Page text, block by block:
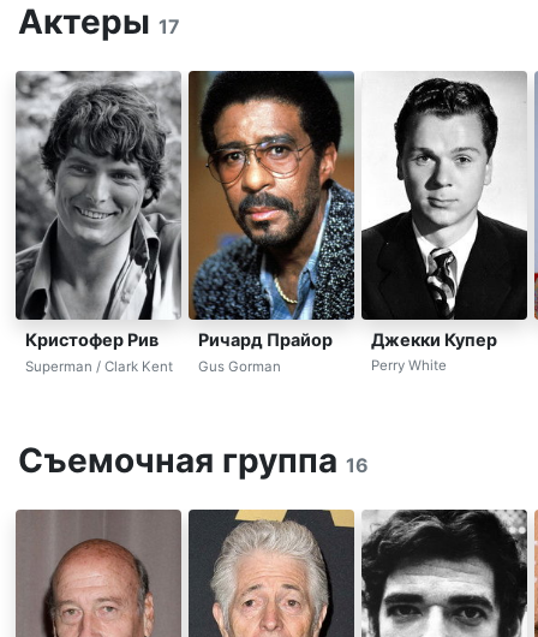
Актеры 17
Кристофер Рив
Superman / Clark Kent
Ричард Прайор
Gus Gorman
Джекки Купер
Perry White
Съемочная группа 16